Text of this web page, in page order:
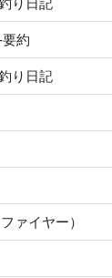
約
り日記
ァイヤー）